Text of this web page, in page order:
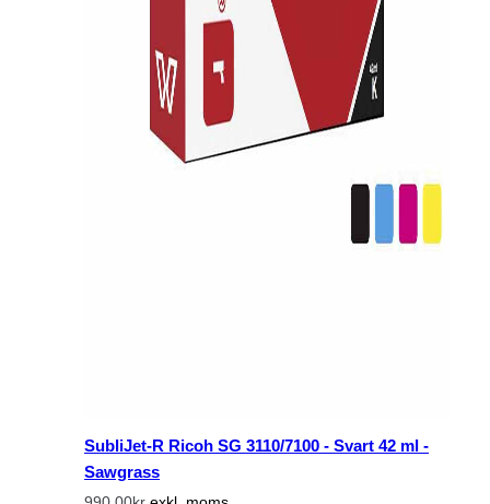
SubliJet-R Ricoh SG 3110/7100 - Svart 42 ml -
Sawgrass